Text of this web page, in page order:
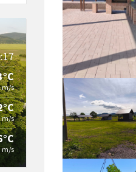
m/s
m/s
m/s